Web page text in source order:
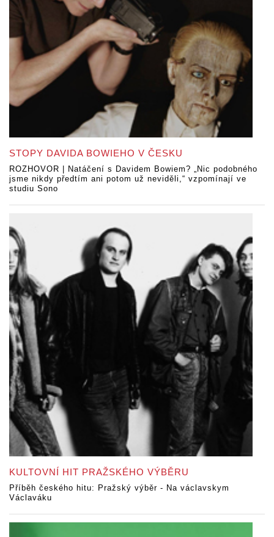
STOPY DAVIDA BOWIEHO V ČESKU
ROZHOVOR | Natáčení s Davidem Bowiem? „Nic podobného
jsme nikdy předtím ani potom už neviděli,“ vzpomínají ve
studiu Sono
KULTOVNÍ HIT PRAŽSKÉHO VÝBĚRU
Příběh českého hitu: Pražský výběr - Na václavskym
Václaváku